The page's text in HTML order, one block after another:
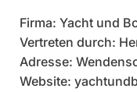
Firma: Yacht und
Vertreten durch:
Adresse:
Website: